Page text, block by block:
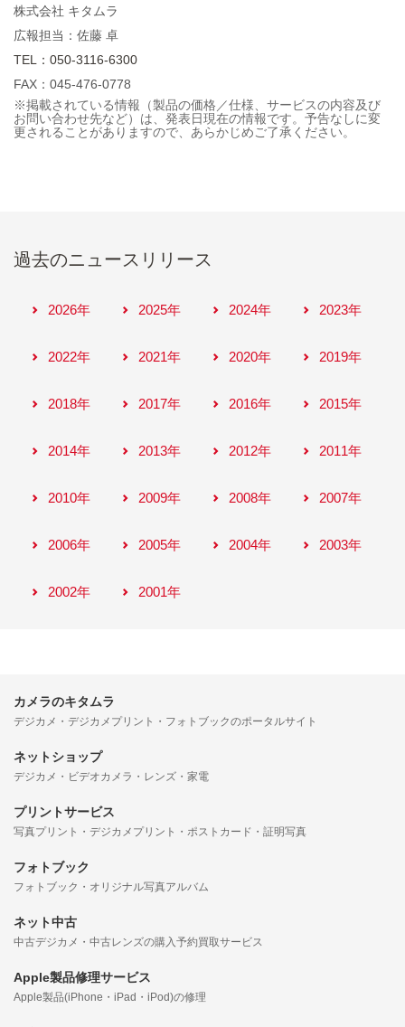
株式会社 キタムラ
広報担当：佐藤 卓
TEL：050-3116-6300
FAX：045-476-0778
※掲載されている情報（製品の価格／仕様、サービスの内容及び
お問い合わせ先など）は、発表日現在の情報です。予告なしに変
更されることがありますので、あらかじめご了承ください。
過去のニュースリリース
2026年 2025年 2024年 2023年
2022年 2021年 2020年 2019年
2018年 2017年 2016年 2015年
2014年 2013年 2012年 2011年
2010年 2009年 2008年 2007年
2006年 2005年 2004年 2003年
2002年 2001年
カメラのキタムラ
デジカメ・デジカメプリント・フォトブックのポータルサイト
ネットショップ
デジカメ・ビデオカメラ・レンズ・家電
プリントサービス
写真プリント・デジカメプリント・ポストカード・証明写真
フォトブック
フォトブック・オリジナル写真アルバム
ネット中古
中古デジカメ・中古レンズの購入予約買取サービス
Apple製品修理サービス
Apple製品(iPhone・iPad・iPod)の修理